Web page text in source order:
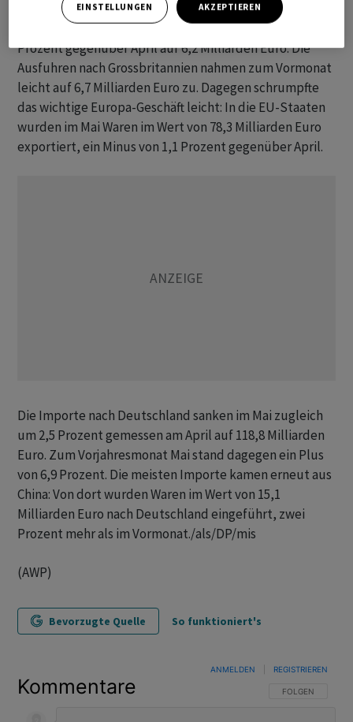
Im Mai wuchsen zudem die Exporte nach China um 7,1
Prozent gegenüber April auf 6,2 Milliarden Euro. Die
Ausfuhren nach Grossbritannien nahmen zum Vormonat
leicht auf 6,7 Milliarden Euro zu. Dagegen schrumpfte
das wichtige Europa-Geschäft leicht: In die EU-Staaten
wurden im Mai Waren im Wert von 78,3 Milliarden Euro
exportiert, ein Minus von 1,1 Prozent gegenüber April.
Die Importe nach Deutschland sanken im Mai zugleich
um 2,5 Prozent gemessen am April auf 118,8 Milliarden
Euro. Zum Vorjahresmonat Mai stand dagegen ein Plus
von 6,9 Prozent. Die meisten Importe kamen erneut aus
China: Von dort wurden Waren im Wert von 15,1
Milliarden Euro nach Deutschland eingeführt, zwei
Prozent mehr als im Vormonat./als/DP/mis
(AWP)
Bevorzugte Quelle So funktioniert's
Kommentare FOLGE DIESER
FOLGEN
ANMELDEN REGISTRIEREN
EINSTELLUNGEN AKZEPTIEREN